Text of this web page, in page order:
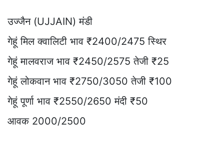
उज्जैन (UJJAIN) मंडी
गेहूं मिल क्वालिटी भाव ₹2400/2475 स्थिर
गेहूं मालवराज भाव ₹2450/2575 तेजी ₹25
गेहूं लोकवान भाव ₹2750/3050 तेजी ₹100
गेहूं पूर्णा भाव ₹2550/2650 मंदी ₹50
आवक 2000/2500